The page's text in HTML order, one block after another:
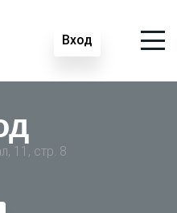
Вход
11, стр. 8